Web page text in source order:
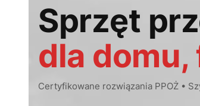
Sprzęt
dla
Certyfikowane rozwiązania PPOŻ •